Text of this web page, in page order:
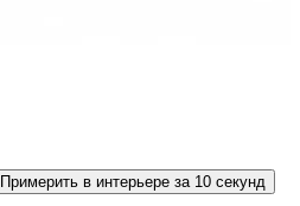
Примерить в интерьере за 10 секунд